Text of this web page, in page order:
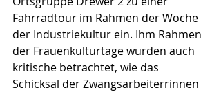
Fahrradtour im Rahmen der Woche
der Industriekultur ein. Ihm Rahmen
der Frauenkulturtage wurden auch
kritische betrachtet, wie das
Schicksal der Zwangsarbeiterrinnen